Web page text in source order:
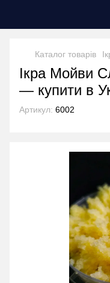
Каталог товарів
Ікра Мойви
— купити в
Артикул: 6002